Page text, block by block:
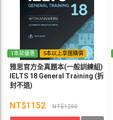
1本就優惠 5本以上享團購價
雅思官方全真題本(一般訓練組)
IELTS 18 General Training (拆
封不退)
NT$1152 NT$1280